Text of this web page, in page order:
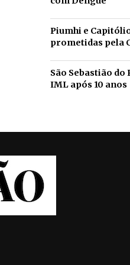
Piumhi e
prometidas pela
São Sebastião do
IML após 10 anos